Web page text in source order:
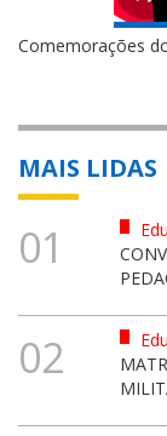
Comemorações
MAIS LIDAS
01
02